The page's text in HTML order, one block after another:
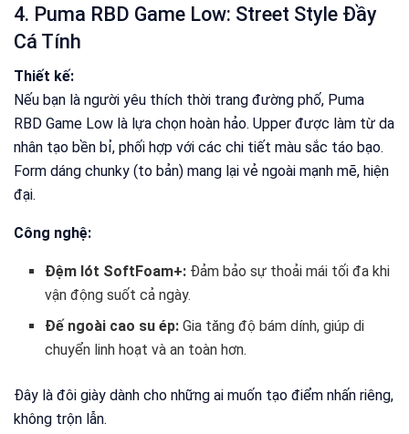
4. Puma RBD Game Low: Street Style Đầy
Cá Tính
Thiết kế:
Nếu bạn là người yêu thích thời trang đường phố, Puma
RBD Game Low là lựa chọn hoàn hảo. Upper được làm từ da
nhân tạo bền bỉ, phối hợp với các chi tiết màu sắc táo bạo.
Form dáng chunky (to bản) mang lại vẻ ngoài mạnh mẽ, hiện
đại.
Công nghệ:
Đệm lót SoftFoam+: Đảm bảo sự thoải mái tối đa khi
vận động suốt cả ngày.
Đế ngoài cao su ép: Gia tăng độ bám dính, giúp di
chuyển linh hoạt và an toàn hơn.
Đây là đôi giày dành cho những ai muốn tạo điểm nhấn riêng,
không trộn lẫn.